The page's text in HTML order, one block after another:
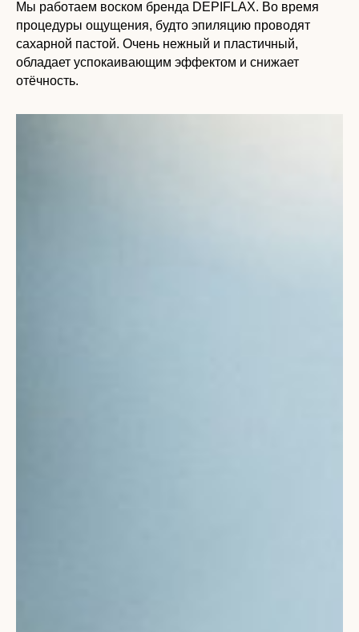
Мы работаем воском бренда DEPIFLAX. Во время
процедуры ощущения, будто эпиляцию проводят
сахарной пастой. Очень нежный и пластичный,
обладает успокаивающим эффектом и снижает
отёчность.